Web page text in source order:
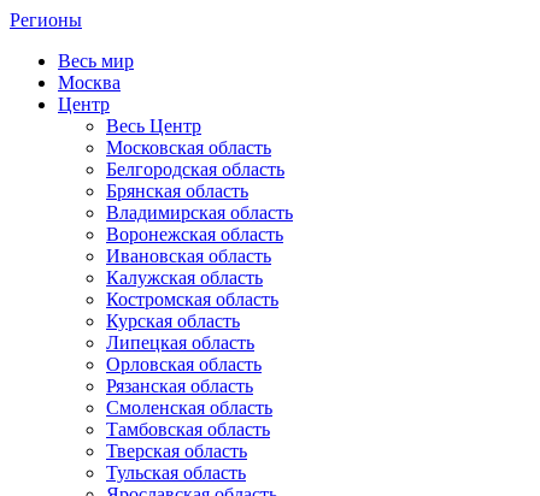
Регионы
Весь мир
Москва
Центр
Весь Центр
Московская область
Белгородская область
Брянская область
Владимирская область
Воронежская область
Ивановская область
Калужская область
Костромская область
Курская область
Липецкая область
Орловская область
Рязанская область
Смоленская область
Тамбовская область
Тверская область
Тульская область